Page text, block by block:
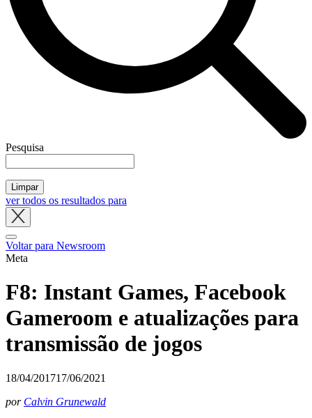
Pesquisa
Limpar
ver todos os resultados para
tray
Voltar para Newsroom
Meta
F8: Instant Games, Facebook
Gameroom e atualizações para
transmissão de jogos
18/04/201717/06/2021
por Calvin Grunewald